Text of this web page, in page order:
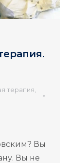
терапия
Вы
Вы не